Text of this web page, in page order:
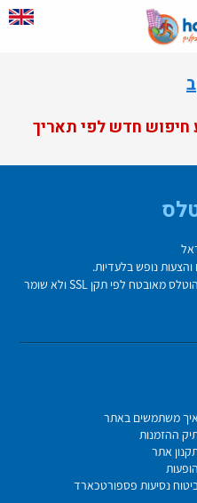
חיפוש חדש לפי תאריך
נופש בלעדיות.
הזמנה באתר ללא חיוב, התשלום במלון. הוטלס מאובטח לפי תקן SSL ולא שומר
איך משתמשים באתר
ההזמנות
אתר
הופעות
נסיעות פספורטכארד